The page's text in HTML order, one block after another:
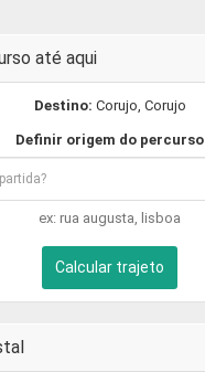
até aqui
Destino: Corujo, Corujo
Definir origem do percurso
ex: rua augusta, lisboa
Calcular trajeto